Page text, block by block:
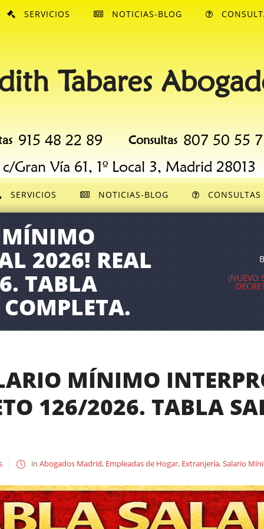
Tabares
915 48 22 89 Consultas 807 50 55
c/Gran Vía 61, 1º Local 3, Madrid 28013
SERVICIOS NOTICIAS-BLOG CONSULTAS
SERVICIOS NOTICIAS-BLOG
MÍNIMO
2026! REAL
TABLA
¡NUEVO
MÍNIMO
126/2026. TABLA
in Abogados Madrid, Empleadas de Hogar, Extranjería,Salario